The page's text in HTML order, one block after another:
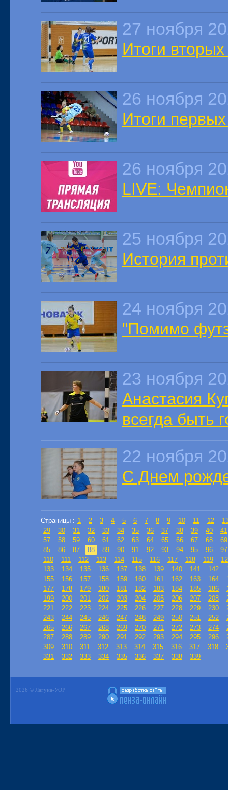
27 ноября
Итоги
26 ноября
Итоги
26 ноября
LIVE:
25 ноября
История
24 ноября
"Помимо
23 ноября
Анастасия
всегда быть
22 ноября
С Днем
Страницы : 1 2 3 4 5 6 7 8 9 10 11 12
29
30 31 32 33 34 35 36 37 38 39 40
41
57
58 59 60 61 62 63 64 65 66 67 68
69
85
86 87 88 89 90 91 92 93 94 95 96
97
110
111 112 113 114 115 116 117 118 119
133
134 135 136 137 138 139 140 141 142
155
156 157 158 159 160 161 162 163 164
177
178 179 180 181 182 183 184 185 186
199
200 201 202 203 204 205 206 207 208
221
222 223 224 225 226 227 228 229 230
243
244 245 246 247 248 249 250 251 252
265
266 267 268 269 270 271 272 273 274
287
288 289 290 291 292 293 294 295 296
309
310 311 312 313 314 315 316 317 318
331
332 333 334 335 336 337 338 339
2026 © Лагуна-УОР